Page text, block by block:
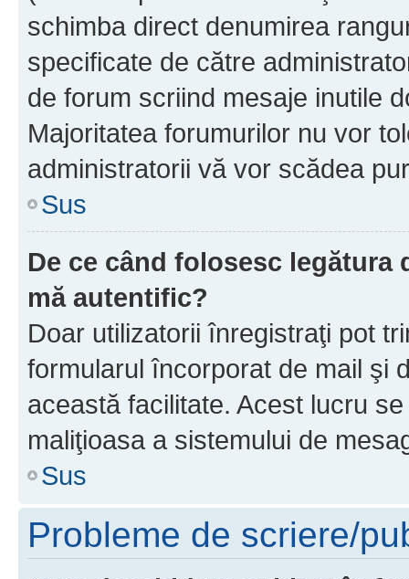
schimba direct denumirea
specificate de către
de forum scriind mesaje inutile
Majoritatea forumurilor nu vor
administratorii vă vor scădea
Sus
De ce când folosesc
mă autentific?
Doar utilizatorii înregistraţi pot
formularul încorporat de mail şi
această facilitate. Acest lucru
maliţioasa a sistemului de
Sus
Probleme de scriere/